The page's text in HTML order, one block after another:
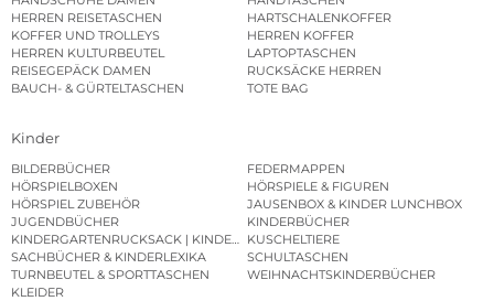
HERREN REISETASCHEN
HARTSCHALENKOFFER
KOFFER UND TROLLEYS
HERREN KOFFER
HERREN KULTURBEUTEL
LAPTOPTASCHEN
REISEGEPÄCK DAMEN
RUCKSÄCKE HERREN
BAUCH- & GÜRTELTASCHEN
TOTE BAG
Kinder
BILDERBÜCHER
FEDERMAPPEN
HÖRSPIELBOXEN
HÖRSPIELE & FIGUREN
HÖRSPIEL ZUBEHÖR
JAUSENBOX & KINDER LUNCHBOX
JUGENDBÜCHER
KINDERBÜCHER
KINDERGARTENRUCKSACK | KINDERGARTENBEUTEL
KUSCHELTIERE
SACHBÜCHER & KINDERLEXIKA
SCHULTASCHEN
TURNBEUTEL & SPORTTASCHEN
WEIHNACHTSKINDERBÜCHER
KLEIDER